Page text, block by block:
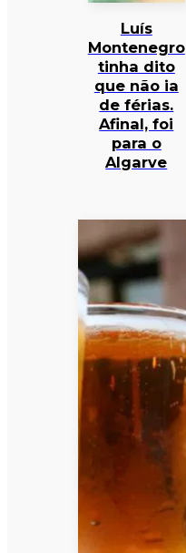
Luís
Montenegro
tinha dito
que não ia
de férias.
Afinal, foi
para o
Algarve